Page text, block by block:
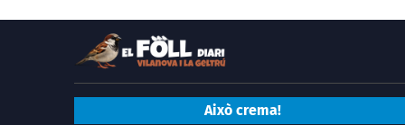
Això crema!